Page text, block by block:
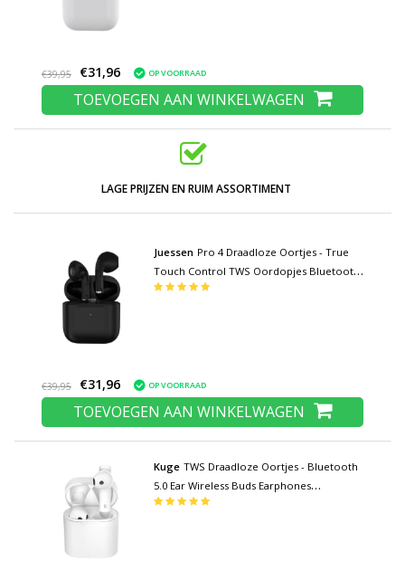
€39,95 €31,96 OP VOORRAAD
TOEVOEGEN AAN WINKELWAGEN
LAGE PRIJZEN EN RUIM ASSORTIMENT
Juessen Pro 4 Draadloze Oortjes - True
Touch Control TWS Oordopjes Bluetooth
5.0 Wireless Buds Earphones Oortelefoon
€39,95 €31,96 OP VOORRAAD
TOEVOEGEN AAN WINKELWAGEN
Kuge TWS Draadloze Oortjes - Bluetooth
5.0 Ear Wireless Buds Earphones
Oordopjes Oortelefoon